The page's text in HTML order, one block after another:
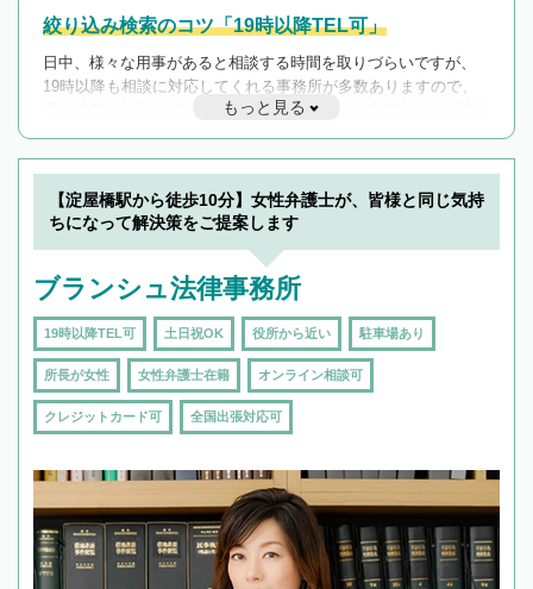
絞り込み検索のコツ「19時以降TEL可」
日中、様々な用事があると相談する時間を取りづらいですが、
19時以降も相談に対応してくれる事務所が多数ありますので、
遅い時間の相談が増えそうな場合はそのような事務所に絞り込
んで検索してみましょう。
19時以降TEL可の条件
を加えて再検索
もっと見る
【淀屋橋駅から徒歩10分】女性弁護士が、皆様と同じ気持
ちになって解決策をご提案します
ブランシュ法律事務所
19時以降TEL可 土日祝OK 役所から近い 駐車場あり
所長が女性 女性弁護士在籍 オンライン相談可
クレジットカード可 全国出張対応可